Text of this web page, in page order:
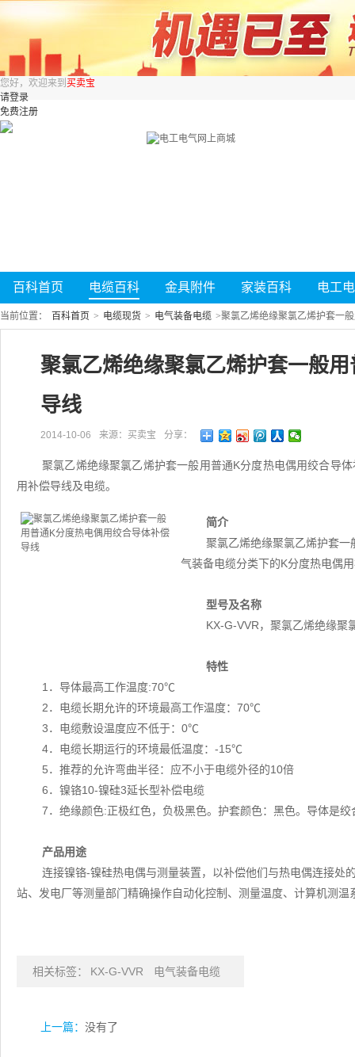
您好，欢迎来到 买卖宝
请登录
免费注册
百科首页 电缆百科 金具附件 家装百科 电工
当前位置： 百科首页 > 电缆现货 > 电气装备电缆 >聚氯乙烯绝缘聚氯乙烯护套一
聚氯乙烯绝缘聚氯乙烯护套一般
导线
2014-10-06 来源：买卖宝 分享：
聚氯乙烯绝缘聚氯乙烯护套一般用普通K分度热电偶用绞合导
用补偿导线及电缆。
简介
聚氯乙烯绝缘聚氯乙烯护套
气装备电缆分类下的K分度热电偶
型号及名称
KX-G-VVR，聚氯乙烯绝缘聚
特性
1．导体最高工作温度:70℃
2．电缆长期允许的环境最高工作温度：70℃
3．电缆敷设温度应不低于：0℃
4．电缆长期运行的环境最低温度：-15℃
5．推荐的允许弯曲半径：应不小于电缆外径的10倍
6．镍铬10-镍硅3延长型补偿电缆
7．绝缘颜色:正极红色，负极黑色。护套颜色：黑色。导体是绞
产品用途
连接镍铬-镍硅热电偶与测量装置，以补偿他们与热电偶连接处
站、发电厂等测量部门精确操作自动化控制、测量温度、计算机测温
相关标签： KX-G-VVR 电气装备电缆
上一篇： 没有了